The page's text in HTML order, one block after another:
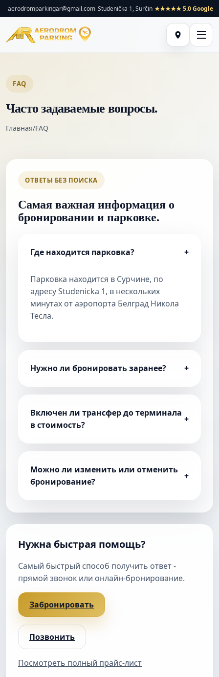
aerodromparkingar@gmail.com Studenička 1, Surčin ★★★★★ 5.0 Google
FAQ
Часто задаваемые вопросы.
Главная/FAQ
ОТВЕТЫ БЕЗ ПОИСКА
Самая важная информация о
бронировании и парковке.
Где находится парковка? +
Парковка находится в Сурчине, по
адресу Studenicka 1, в нескольких
минутах от аэропорта Белград Никола
Тесла.
Нужно ли бронировать заранее? +
Включен ли трансфер до терминала
в стоимость?
+
Можно ли изменить или отменить
бронирование?
+
Нужна быстрая помощь?
Самый быстрый способ получить ответ -
прямой звонок или онлайн-бронирование.
Забронировать
Позвонить
Посмотреть полный прайс-лист